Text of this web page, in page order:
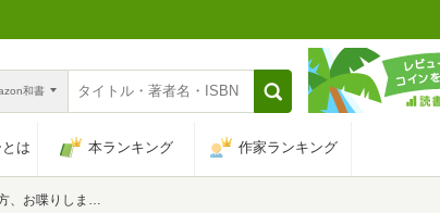
和書
は 本ランキング 作家ランキング
んか？〜招待者のみ〜